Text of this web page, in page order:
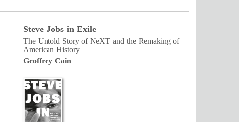
Steve Jobs in Exile
The Untold Story of NeXT and the Remaking of
American History
Geoffrey Cain